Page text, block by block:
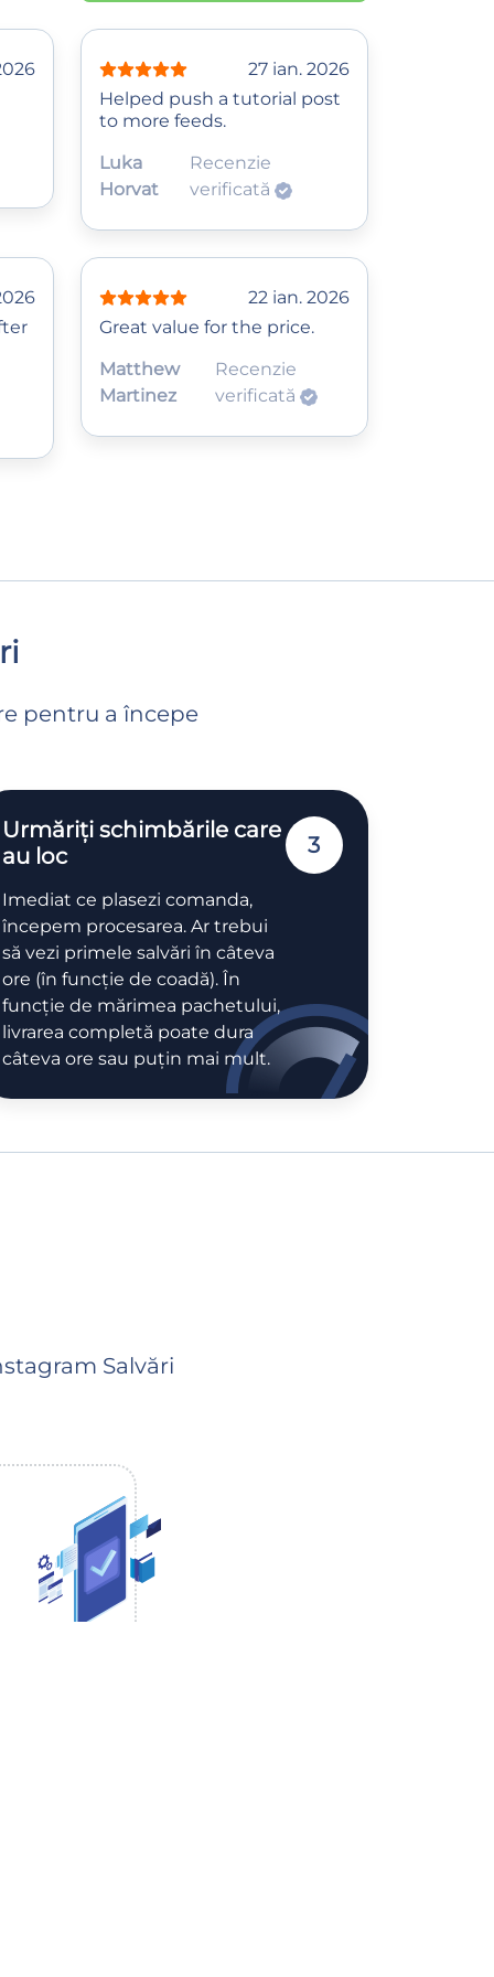
27 ian. 2026
Helped push a tutorial post
to more feeds.
Luka
Horvat
Recenzie
verificată
22 ian. 2026
Great value for the price.
Matthew
Martinez
Recenzie
verificată
pentru a începe
Urmăriți schimbările care
au loc
Imediat ce plasezi comanda,
începem procesarea. Ar trebui
să vezi primele salvări în câteva
ore (în funcție de coadă). În
funcție de mărimea pachetului,
livrarea completă poate dura
câteva ore sau puțin mai mult.
3
Salvări